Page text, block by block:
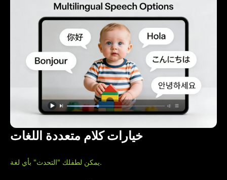
خيارات كلام متعددة اللغات
يمكن لطفلك "التحدث" بأي لغة.